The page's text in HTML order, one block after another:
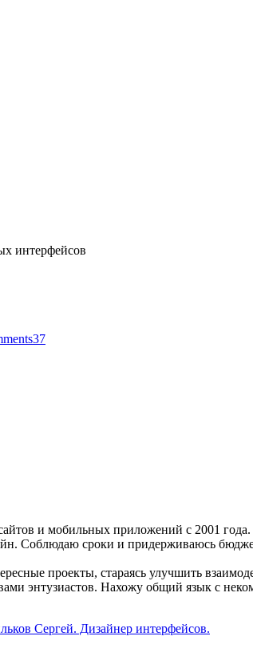
интерфейсов
37
и мобильных приложений с 2001
Соблюдаю сроки и придерживаюсь
проекты, стараясь улучшить
энтузиастов. Нахожу общий язык с
Сергей. Дизайнер интерфейсов.